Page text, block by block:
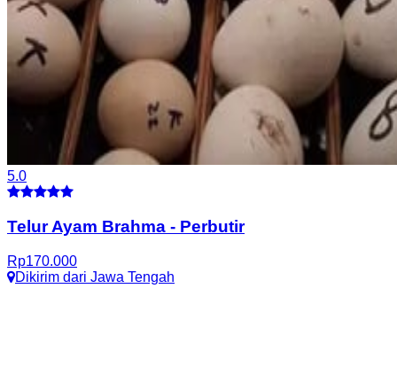
5.0
Telur Ayam Brahma - Perbutir
Rp170.000
Dikirim dari Jawa Tengah